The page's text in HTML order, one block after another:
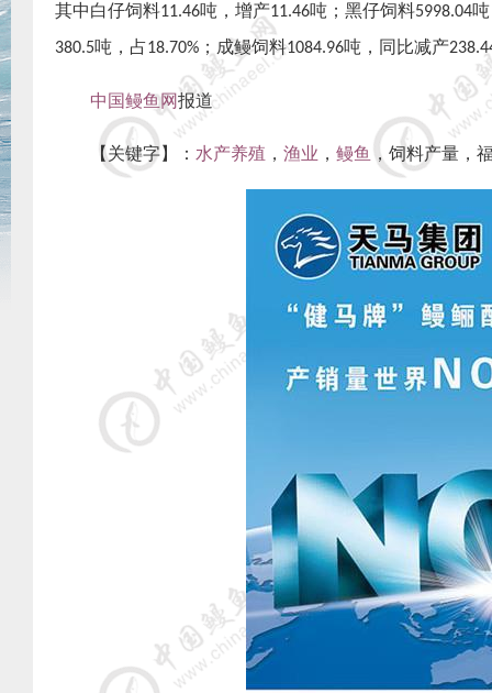
其中白仔饲料11.46吨，增产11.46吨；黑仔饲料5998.04
380.5吨，占18.70% ；成鳗饲料1084.96吨，同比减产
中国鳗鱼网报道
【关键字】： 水产养殖 ， 渔业 ， 鳗鱼 ，饲料产量，